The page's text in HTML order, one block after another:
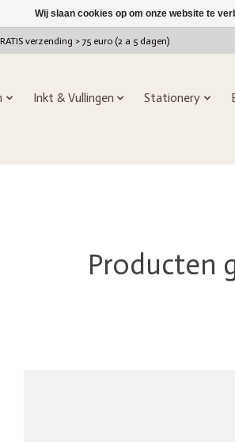
verzending > 75 euro (2 a 5 dagen)
Inkt & Vullingen Stationery
Producten
Wij slaan cookies op om onze website te